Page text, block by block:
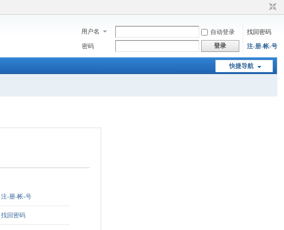
用户名 自动登录
找回密码
密码
登录 注-册-帐-号
快捷导航
注-册-帐-号
找回密码